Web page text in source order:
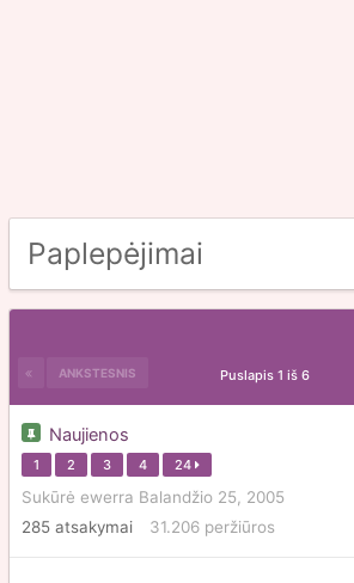
Paplepėjimai
ANKSTESNIS Puslapis 1 iš 6
Naujienos
1 2 3 4 24
Sukūrė ewerra Balandžio 25, 2005
285 atsakymai 31.206 peržiūros